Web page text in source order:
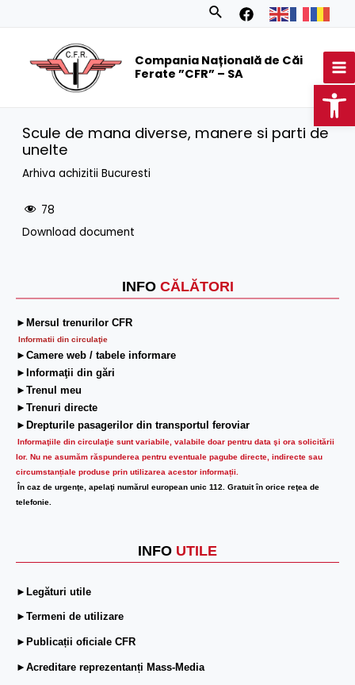
Search
Compania Națională de Căi
Ferate ”CFR” – SA
INFO CĂLĂTORI
►Mersul trenurilor CFR
Informatii din circulaţie
►Camere web / tabele informare
►Informaţii din gări
►Trenul meu
►Trenuri directe
►Drepturile pasagerilor din transportul feroviar
Informaţiile din circulaţie sunt variabile, valabile doar pentru data şi ora solicitării
lor. Nu ne asumăm răspunderea pentru eventuale pagube directe, indirecte sau
circumstanțiale produse prin utilizarea acestor informații.
În caz de urgenţe, apelaţi numărul european unic 112. Gratuit în orice reţea de
telefonie.
INFO UTILE
►Legături utile
►Termeni de utilizare
►Publicații oficiale CFR
►Acreditare reprezentanți Mass-Media
Scule de mana diverse, manere si parti de
unelte
Arhiva achizitii Bucuresti
78
Download document